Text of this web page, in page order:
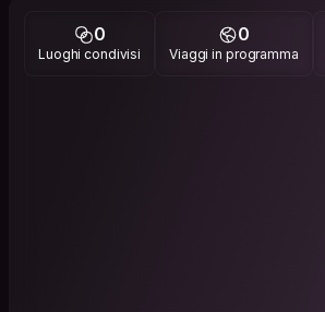
0
Luoghi condivisi
0
Viaggi in programma